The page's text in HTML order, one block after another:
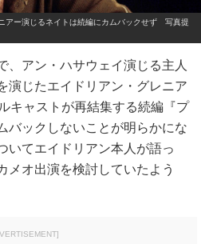
アー演じるネイトは続編にカムバックせず 写真提
アン・ハサウェイ演じる主人
演じたエイドリアン・グレニア
キャストが再結集する続編『プ
バックしないことが明らかにな
いてエイドリアン本人が語っ
メオ出演を検討していたよう